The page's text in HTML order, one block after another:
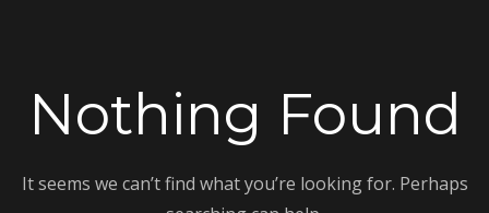
Nothing Found
It seems we can’t find what you’re looking for. Perhaps